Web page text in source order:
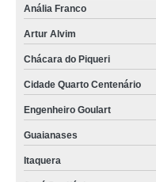
Anália Franco
Artur Alvim
Chácara do Piqueri
Cidade Quarto Centenário
Engenheiro Goulart
Guaianases
Itaquera